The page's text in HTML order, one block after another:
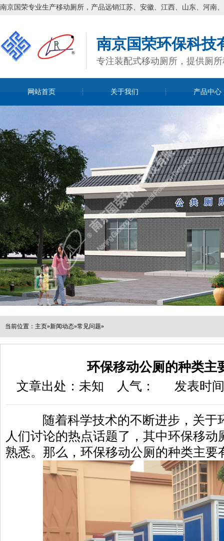
南京国荣专业生产移动厕所，产品远销江苏、安徽、江西、山东、河南
南京国荣环保科技
专注装配式移动厕所，提供厕
网站首页 关于我们 产品中心
当前位置： 主页»新闻动态»常见问题»
环保移动公厕的种类主
文章出处：未知 人气： 发表时
随着科学技术的不断进步，关于
人们讨论的热点话题了，其中环保移
熟悉。那么，环保移动公厕的种类主要